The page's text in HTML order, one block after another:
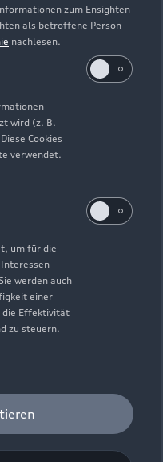
zum Ensighten
als betroffene Person
nachlesen.
wird (z. B.
Cookies
verwendet.
um für die
werden auch
einer
die Effektivität
zu steuern.
18:00